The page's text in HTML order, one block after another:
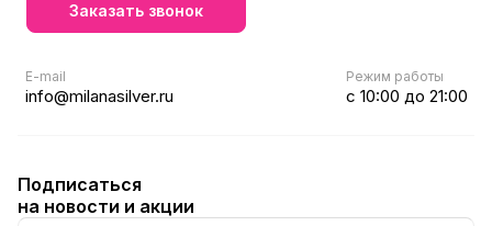
Заказать звонок
E-mail
info@milanasilver.ru
Режим работы
с 10:00 до 21:00
Подписаться
на новости и акции